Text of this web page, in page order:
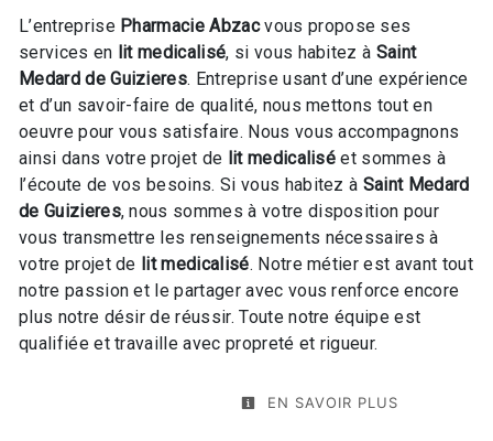
L’entreprise Pharmacie Abzacvous propose ses
services en lit medicalisé, si vous habitez à Saint
Medard de Guizieres. Entreprise usant d’une expérience
et d’un savoir-faire de qualité, nous mettons tout en
oeuvre pour vous satisfaire. Nous vous accompagnons
ainsi dans votre projet de lit medicalisé et sommes à
l’écoute de vos besoins. Si vous habitez à Saint Medard
de Guizieres, nous sommes à votre disposition pour
vous transmettre les renseignements nécessaires à
votre projet de lit medicalisé. Notre métier est avant tout
notre passion et le partager avec vous renforce encore
plus notre désir de réussir. Toute notre équipe est
qualifiée et travaille avec propreté et rigueur.
EN SAVOIR PLUS